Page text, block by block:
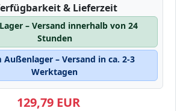
& Lieferzeit
– Versand innerhalb von 24
Stunden
Außenlager – Versand in ca. 2-3
Werktagen
129,79 EUR